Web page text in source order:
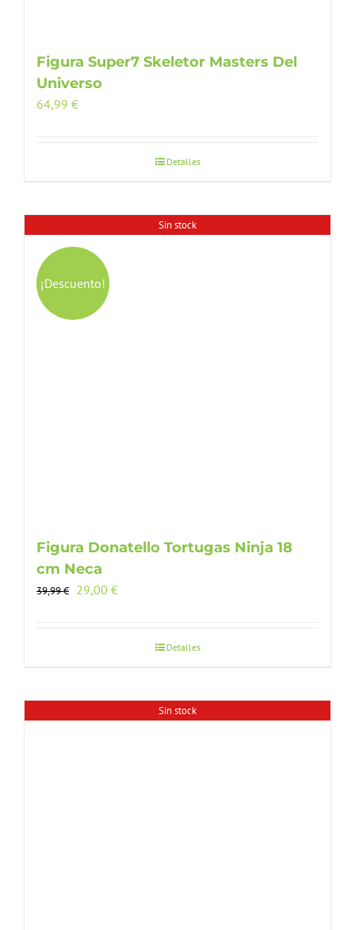
Figura Super7 Skeletor Masters Del
Universo
64,99 €
Detalles
Sin stock
¡Descuento!
Figura Donatello Tortugas Ninja 18
cm Neca
39,99€ El
29,00 €El
Detalles
Sin stock